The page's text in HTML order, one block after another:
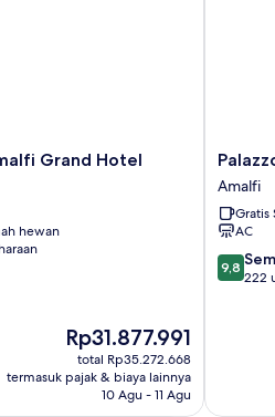
Grand Hotel
hewan
Harga
sekarang
Rp31.877.991
Rp31.877.991
total Rp35.272.668
termasuk pajak & biaya lainnya
10 Agu - 11 Agu
Palazzo
Amalfi
Amalfi
Gratis
AC
9.8
dari
9,8
222